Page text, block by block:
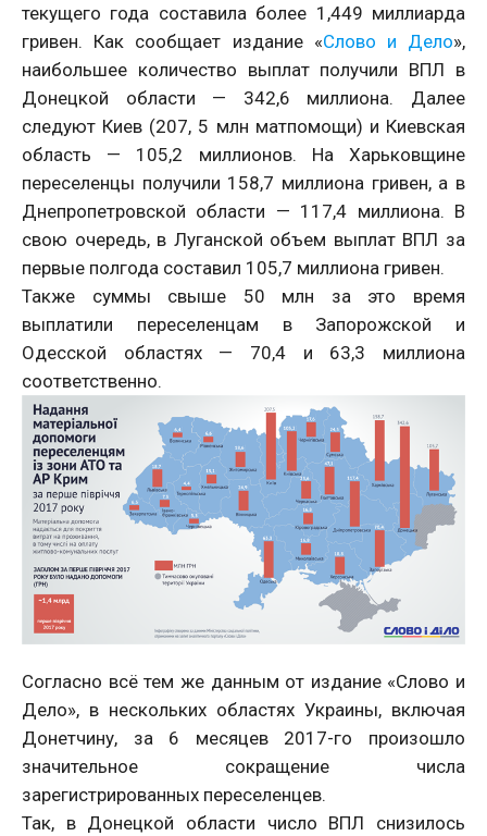
текущего года составила более 1,449 миллиарда
гривен. Как сообщает издание «Слово и Дело»,
наибольшее количество выплат получили ВПЛ в
Донецкой области — 342,6 миллиона. Далее
следуют Киев (207, 5 млн матпомощи) и Киевская
область — 105,2 миллионов. На Харьковщине
переселенцы получили 158,7 миллиона гривен, а в
Днепропетровской области — 117,4 миллиона. В
свою очередь, в Луганской объем выплат ВПЛ за
первые полгода составил 105,7 миллиона гривен.
Также суммы свыше 50 млн за это время
выплатили переселенцам в Запорожской и
Одесской областях — 70,4 и 63,3 миллиона
соответственно.
Согласно всё тем же данным от издание «Слово и
Дело», в нескольких областях Украины, включая
Донетчину, за 6 месяцев 2017-го произошло
значительное сокращение числа
зарегистрированных переселенцев.
Так, в Донецкой области число ВПЛ снизилось